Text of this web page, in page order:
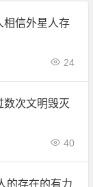
相信外星人存
24
数次文明毁灭
40
的存在的有力